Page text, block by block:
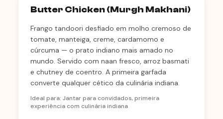
Butter Chicken (Murgh Makhani)
Frango tandoori desfiado em molho cremoso de
tomate, manteiga, creme, cardamomo e
cúrcuma — o prato indiano mais amado no
mundo. Servido com naan fresco, arroz basmati
e chutney de coentro. A primeira garfada
converte qualquer cético da culinária indiana.
Ideal para: Jantar para convidados, primeira
experiência com culinária indiana